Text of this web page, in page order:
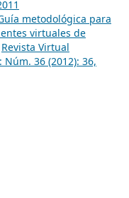
metodológica para
virtuales de
Revista Virtual
36 (2012): 36,